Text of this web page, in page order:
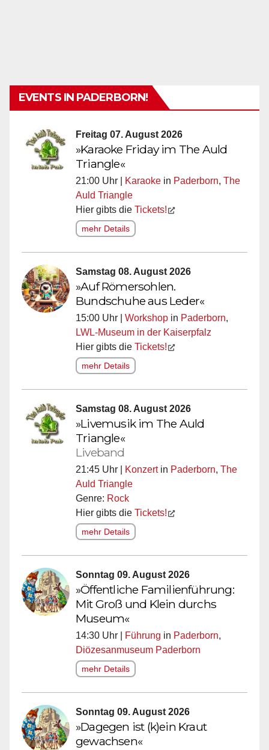
EVENTS IN PADERBORN!
Freitag 07. August 2026
»Karaoke Friday im The Auld
Triangle«
21:00 Uhr | Karaoke in Paderborn, The
Auld Triangle
Hier gibts die Tickets!
mehr Details
Samstag 08. August 2026
»Auf Römersohlen.
Bundschuhe aus Leder«
15:00 Uhr | Workshop in Paderborn,
LWL-Museum in der Kaiserpfalz
Hier gibts die Tickets!
mehr Details
Samstag 08. August 2026
»Livemusik im The Auld
Triangle«
Liveband
21:45 Uhr | Konzertin Paderborn, The
Auld Triangle
Genre: Rock
Hier gibts die Tickets!
mehr Details
Sonntag 09. August 2026
»Öffentliche Familienführung:
Mit Groß und Klein durchs
Museum«
14:30 Uhr | Führung in Paderborn,
Diözesanmuseum Paderborn
mehr Details
Sonntag 09. August 2026
»Dagegen ist (k)ein Kraut
gewachsen«